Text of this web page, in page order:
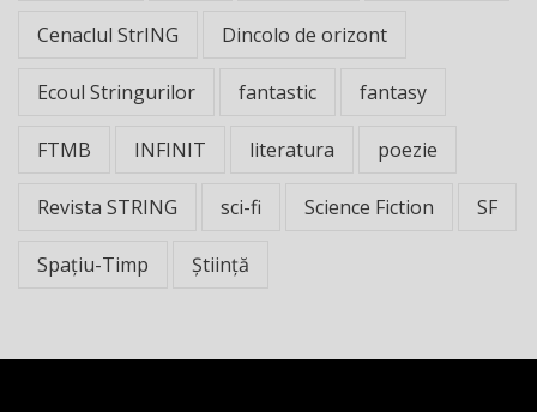
Cenaclul StrING Dincolo de orizont
Ecoul Stringurilor fantastic fantasy
FTMB INFINIT literatura poezie
Revista STRING sci-fi Science Fiction SF
Spațiu-Timp Știință